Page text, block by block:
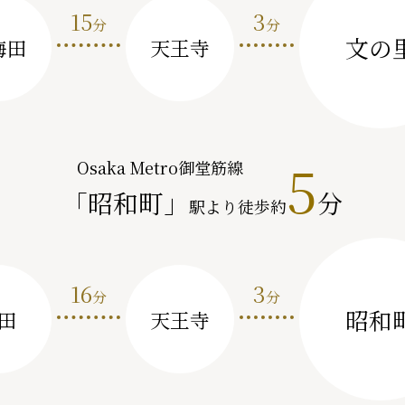
田
15分
天王寺
3分
文の
Osaka Metro御堂筋線
「昭和町」 駅より徒歩約5分
16分
天王寺
3分
昭和